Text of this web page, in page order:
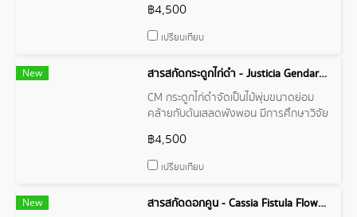
ชั้นเห็นชัดเจน เรียงซ้อนกันเป็นชั้น 7-9 ชั้น
ต้นมีรสเมาเบื่อ ฝาด สุขุม
฿4,500
เปรียบเทียบ
New
สารสกัดกระดูกไก่ดำ - Justicia Gendarussa Extract
CM กระดูกไก่ดำจัดเป็นไม้พุ่มขนาดย่อม
คล้ายกับต้นเสลดพังพอน มีการศึกษาวิจัย
กระดูกไก่ดำ ที่นำมาใช้เป็นยาสมุนไพรพบ
ว่า พบสาระสำคัญ เช่น Juaticin, Vitexin,
฿4,500
เปรียบเทียบ
New
สารสกัดดอกคูน - Cassia Fistula Flower Extract